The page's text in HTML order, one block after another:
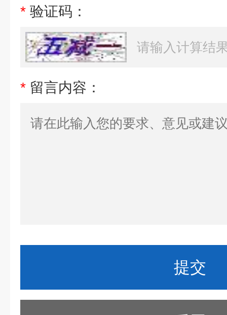
* 验证码：
* 留言内容：